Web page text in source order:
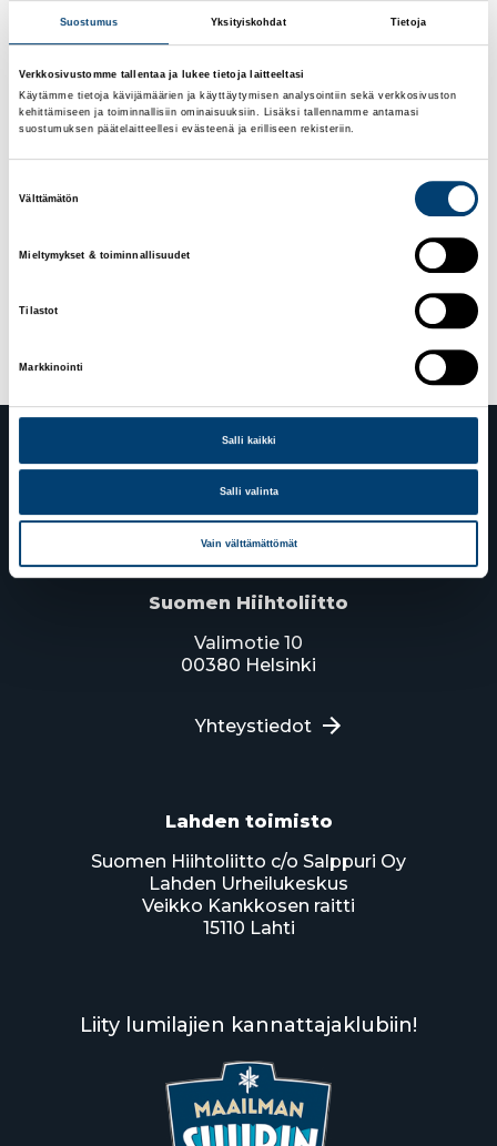
Suostumus Yksityiskohdat Tietoja
Verkkosivustomme tallentaa ja lukee tietoja laitteeltasi
Käytämme tietoja kävijämäärien ja käyttäytymisen analysointiin sekä verkkosivuston
kehittämiseen ja toiminnallisiin ominaisuuksiin. Lisäksi tallennamme antamasi
suostumuksen päätelaitteellesi evästeenä ja erilliseen rekisteriin.
Välttämätön
Mieltymykset & toiminnallisuudet
Tilastot
Markkinointi
Salli kaikki
Salli valinta
Vain välttämättömät
14.3.2026
Niko Kytösaho ja Antti Aalto kymmenen
parhaan joukossa Oslon Holmenkollenilla – Jenny
14.3.2026Krista Pärmäkoski kahdeskymmenes
uransa viimeisessä maailmancup-kilpailussa
Holmenkollenin viidelläkympillä – Alexander
Ståhlberg 22.
12.3.2026
Vuorinen 15.
Artikkelien
Vanhemmat artikkelit
Suomen Hiihtoliitto
Valimotie 10
00380 Helsinki
Yhteystiedot
Lahden toimisto
Suomen Hiihtoliitto c/o Salppuri Oy
Lahden Urheilukeskus
Veikko Kankkosen raitti
15110 Lahti
Liity lumilajien kannattajaklubiin!